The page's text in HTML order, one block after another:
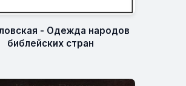
- Одежда народов
библейских стран